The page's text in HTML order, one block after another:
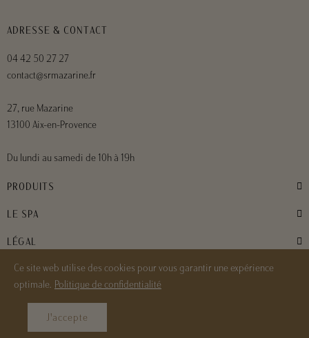
ADRESSE & CONTACT
04 42 50 27 27
contact@srmazarine.fr
27, rue Mazarine
13100 Aix-en-Provence
Du lundi au samedi de 10h à 19h
PRODUITS
LE SPA
LÉGAL
Ce site web utilise des cookies pour vous garantir une expérience
optimale. Politique de confidentialité
J'accepte